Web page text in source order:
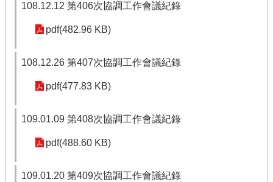
108.12.12 第406次協調工作會議紀錄
pdf(482.96 KB)
108.12.26 第407次協調工作會議紀錄
pdf(477.83 KB)
109.01.09 第408次協調工作會議紀錄
pdf(488.60 KB)
109.01.20 第409次協調工作會議紀錄